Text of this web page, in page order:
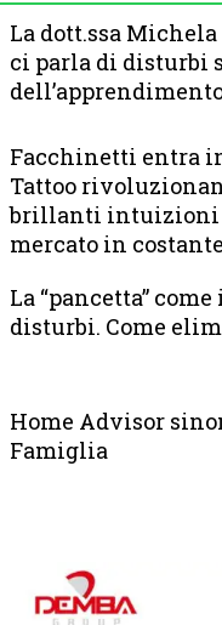
La dott.ssa
ci parla di disturbi
Facchinetti entra
Tattoo
brillanti intuizioni
mercato in
La “pancetta”
disturbi. Come
Home Advisor
Famiglia